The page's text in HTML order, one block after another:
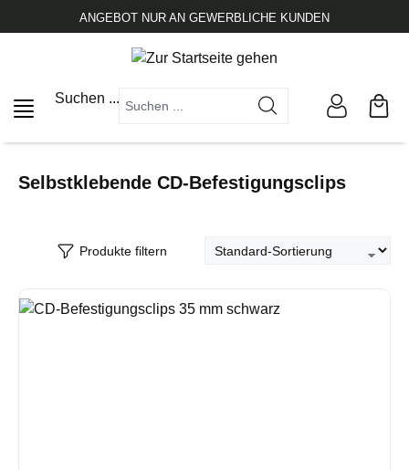
springenANGEBOT NUR AN GEWERBLICHE KUNDEN
Suchen ...
Selbstklebende CD-Befestigungsclips
Produkte filtern